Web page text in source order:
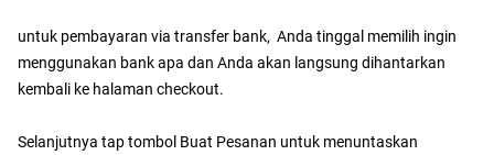
untuk pembayaran via transfer bank, Anda tinggal memilih ingin
menggunakan bank apa dan Anda akan langsung dihantarkan
kembali ke halaman checkout.
Selanjutnya tap tombol Buat Pesanan untuk menuntaskan